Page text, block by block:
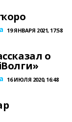
19 ЯНВАРЯ 2021, 17:58
о
16 ИЮЛЯ 2020, 16:48